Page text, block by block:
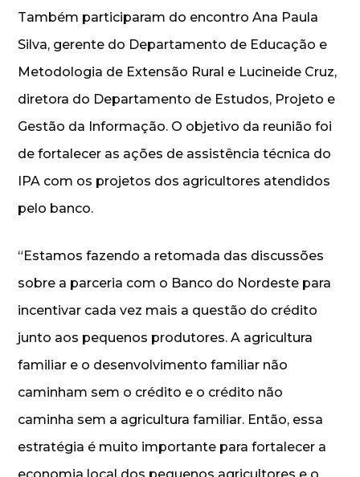
Também participaram do encontro Ana Paula
Silva, gerente do Departamento de Educação e
Metodologia de Extensão Rural e Lucineide Cruz,
diretora do Departamento de Estudos, Projeto e
Gestão da Informação. O objetivo da reunião foi
de fortalecer as ações de assistência técnica do
IPA com os projetos dos agricultores atendidos
pelo banco.
“Estamos fazendo a retomada das discussões
sobre a parceria com o Banco do Nordeste para
incentivar cada vez mais a questão do crédito
junto aos pequenos produtores. A agricultura
familiar e o desenvolvimento familiar não
caminham sem o crédito e o crédito não
caminha sem a agricultura familiar. Então, essa
estratégia é muito importante para fortalecer a